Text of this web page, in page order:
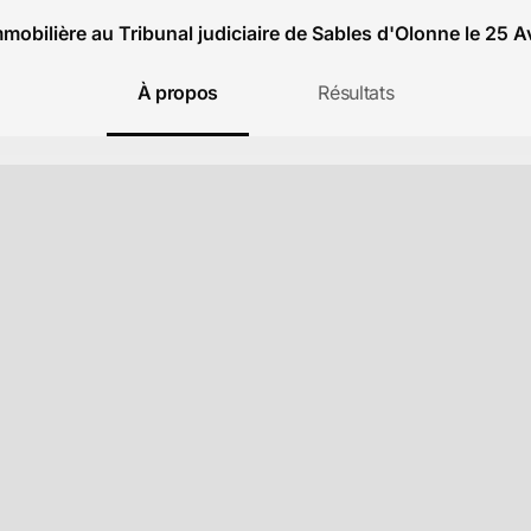
au Tribunal judiciaire de Sables d'Olonne le 25
À propos Résultats